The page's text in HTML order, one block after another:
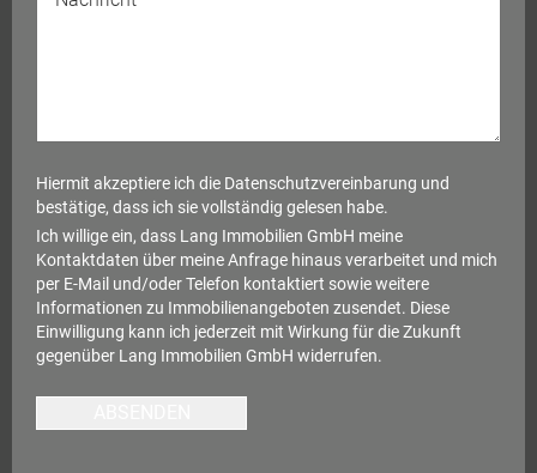
Hiermit akzeptiere ich die Datenschutzvereinbarung und
bestätige, dass ich sie vollständig gelesen habe.
Ich willige ein, dass Lang Immobilien GmbH meine
Kontaktdaten über meine Anfrage hinaus verarbeitet und mich
per E-Mail und/oder Telefon kontaktiert sowie weitere
Informationen zu Immobilienangeboten zusendet. Diese
Einwilligung kann ich jederzeit mit Wirkung für die Zukunft
gegenüber Lang Immobilien GmbH widerrufen.